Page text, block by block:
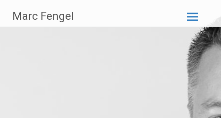
Inhalt
springen
Marc Fengel